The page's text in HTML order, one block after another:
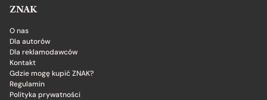
ZNAK
O nas
Dla autorów
Dla reklamodawców
Kontakt
Gdzie mogę kupić ZNAK?
Regulamin
Polityka prywatności